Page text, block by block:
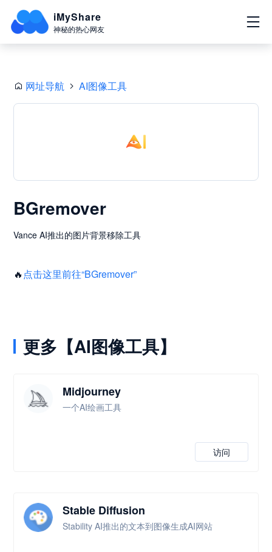
iMyShare
神秘的热心网友
网址导航 AI图像工具
BGremover
Vance AI推出的图片背景移除工具
🔥 点击这里前往“BGremover”
更多【AI图像工具】
Midjourney
一个AI绘画工具
访问
Stable Diffusion
Stability AI推出的文本到图像生成AI网站